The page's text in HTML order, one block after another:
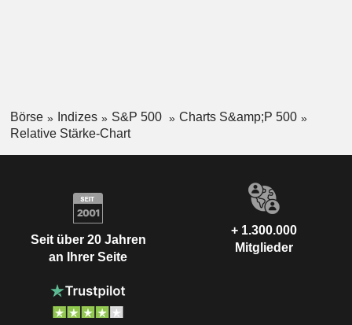
Börse Indizes S&P 500
Charts S&amp;P 500
Relative Stärke-Chart
Seit über 20 Jahren
an Ihrer Seite
+ 1.300.000
Mitglieder